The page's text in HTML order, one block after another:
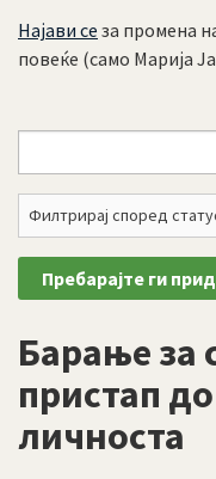
Најави се за промена
повеќе (само Марија
Барање за
пристап
личноста